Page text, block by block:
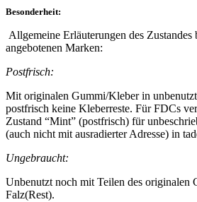
Besonderheit:
Allgemeine Erläuterungen des
angebotenen Marken:
Postfrisch:
Mit originalen Gummi/Kleber in
postfrisch keine Kleberreste. Für FDCs
Zustand “Mint” (postfrisch) für
(auch nicht mit ausradierter Adresse) in
Ungebraucht:
Unbenutzt noch mit Teilen des originalen
Falz(Rest).